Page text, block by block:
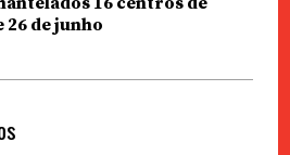
26 de junho